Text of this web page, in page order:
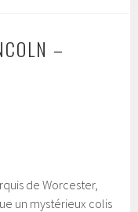
–
de Worcester,
un mystérieux colis